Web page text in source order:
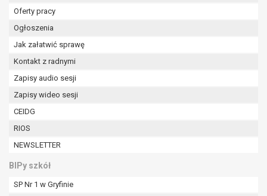
Oferty pracy
Ogłoszenia
Jak załatwić sprawę
Kontakt z radnymi
Zapisy audio sesji
Zapisy wideo sesji
CEIDG
RIOS
NEWSLETTER
BIPy szkół
SP Nr 1 w Gryfinie